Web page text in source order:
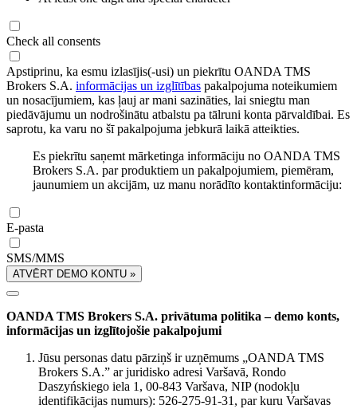
Check all consents
Apstiprinu, ka esmu izlasījis(-usi) un piekrītu OANDA TMS
Brokers S.A. informācijas un izglītības pakalpojuma noteikumiem
un nosacījumiem, kas ļauj ar mani sazināties, lai sniegtu man
piedāvājumu un nodrošinātu atbalstu pa tālruni konta pārvaldībai. Es
saprotu, ka varu no šī pakalpojuma jebkurā laikā atteikties.
Es piekrītu saņemt mārketinga informāciju no OANDA TMS
Brokers S.A. par produktiem un pakalpojumiem, piemēram,
jaunumiem un akcijām, uz manu norādīto kontaktinformāciju:
E-pasta
SMS/MMS
ATVĒRT DEMO KONTU »
OANDA TMS Brokers S.A. privātuma politika – demo konts,
informācijas un izglītojošie pakalpojumi
Jūsu personas datu pārziņš ir uzņēmums „OANDA TMS
Brokers S.A.” ar juridisko adresi Varšavā, Rondo
Daszyńskiego iela 1, 00-843 Varšava, NIP (nodokļu
identifikācijas numurs): 526-275-91-31, par kuru Varšavas